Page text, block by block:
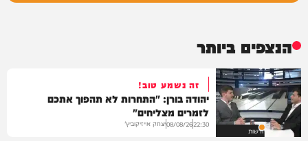
הנצפים ביותר
חדשות
זה נשמע טוב!
יהודה בורן: "התחרות לא תהפוך אתכם
לזמרים מצליחים"
22:30
08/08/26יצחק אייזיקוביץ'